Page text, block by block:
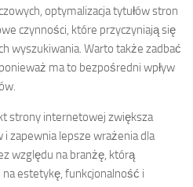
optymalizacja tytułów stron
czynności, które przyczyniają się
wyszukiwania. Warto także zadbać
ma to bezpośredni wpływ
strony internetowej zwiększa
zapewnia lepsze wrażenia dla
względu na branżę, którą
estetykę, funkcjonalność i